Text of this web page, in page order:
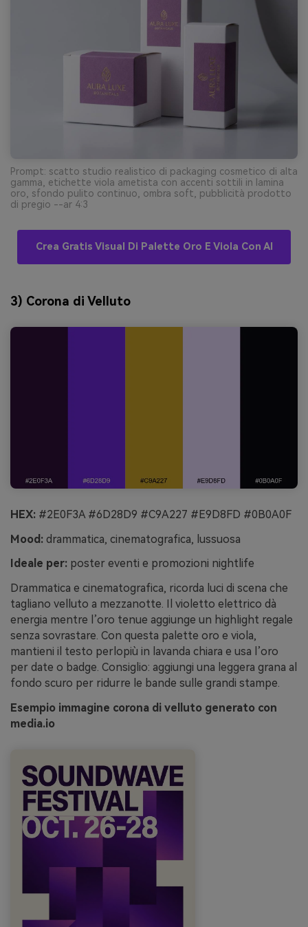
Prompt: scatto studio realistico di packaging cosmetico di alta
gamma, etichette viola ametista con accenti sottili in lamina
oro, sfondo pulito continuo, ombra soft, pubblicità prodotto
di pregio --ar 4:3
Crea Gratis Visual Di Palette Oro E Viola Con AI
3) Corona di Velluto
HEX: #2E0F3A #6D28D9 #C9A227 #E9D8FD #0B0A0F
Mood: drammatica, cinematografica, lussuosa
Ideale per: poster eventi e promozioni nightlife
Drammatica e cinematografica, ricorda luci di scena che
tagliano velluto a mezzanotte. Il violetto elettrico dà
energia mentre l’oro tenue aggiunge un highlight regale
senza sovrastare. Con questa palette oro e viola,
mantieni il testo perlopiù in lavanda chiara e usa l’oro
per date o badge. Consiglio: aggiungi una leggera grana al
fondo scuro per ridurre le bande sulle grandi stampe.
Esempio immagine corona di velluto generato con
media.io